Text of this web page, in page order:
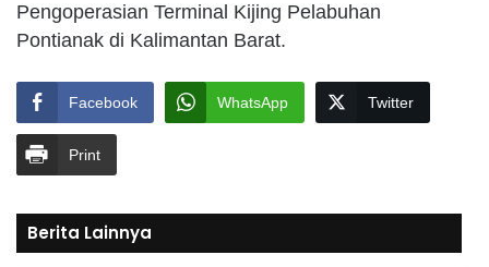
Pengoperasian Terminal Kijing Pelabuhan
Pontianak di Kalimantan Barat.
Facebook WhatsApp Twitter
Print
Berita Lainnya